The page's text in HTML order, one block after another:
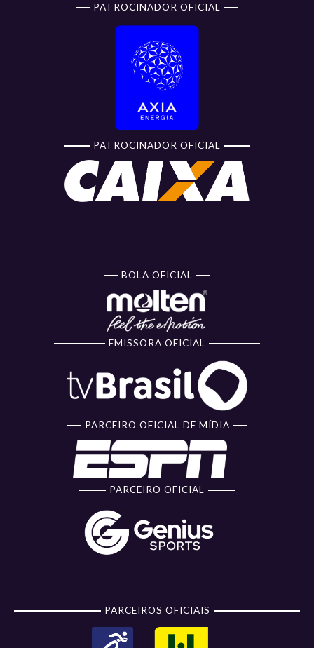
PATROCINADOR OFICIAL
PATROCINADOR OFICIAL
BOLA OFICIAL
EMISSORA OFICIAL
PARCEIRO OFICIAL DE MÍDIA
PARCEIRO OFICIAL
PARCEIROS OFICIAIS